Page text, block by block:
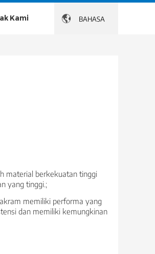
 BAHASA
Kami
material berkekuatan tinggi
yang tinggi.;
memiliki performa yang
dan memiliki kemungkinan